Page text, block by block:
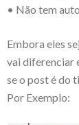
• Não tem
Embora eles
vai diferenciar
se o post é do
Por Exemplo: